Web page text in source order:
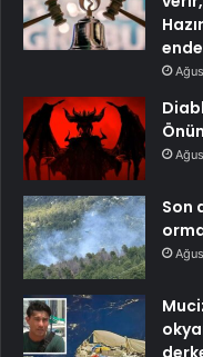
Son